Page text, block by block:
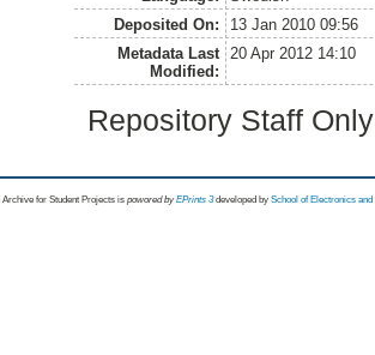
Deposited On:
13 Jan 2010 09:56
Metadata Last
Modified:
20 Apr 2012 14:10
Repository Staff
Archive for Student Projects is powored byEPrints 3 developed by School of Electronics